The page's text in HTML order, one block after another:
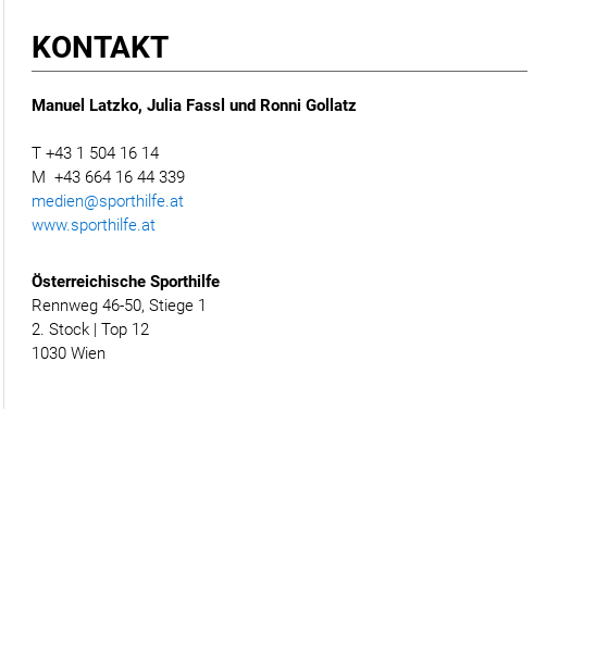
KONTAKT
Manuel Latzko, Julia Fassl und Ronni Gollatz
T +43 1 504 16 14
M +43 664 16 44 339
medien@sporthilfe.at
www.sporthilfe.at
Österreichische Sporthilfe
Rennweg 46-50, Stiege 1
2. Stock | Top 12
1030 Wien